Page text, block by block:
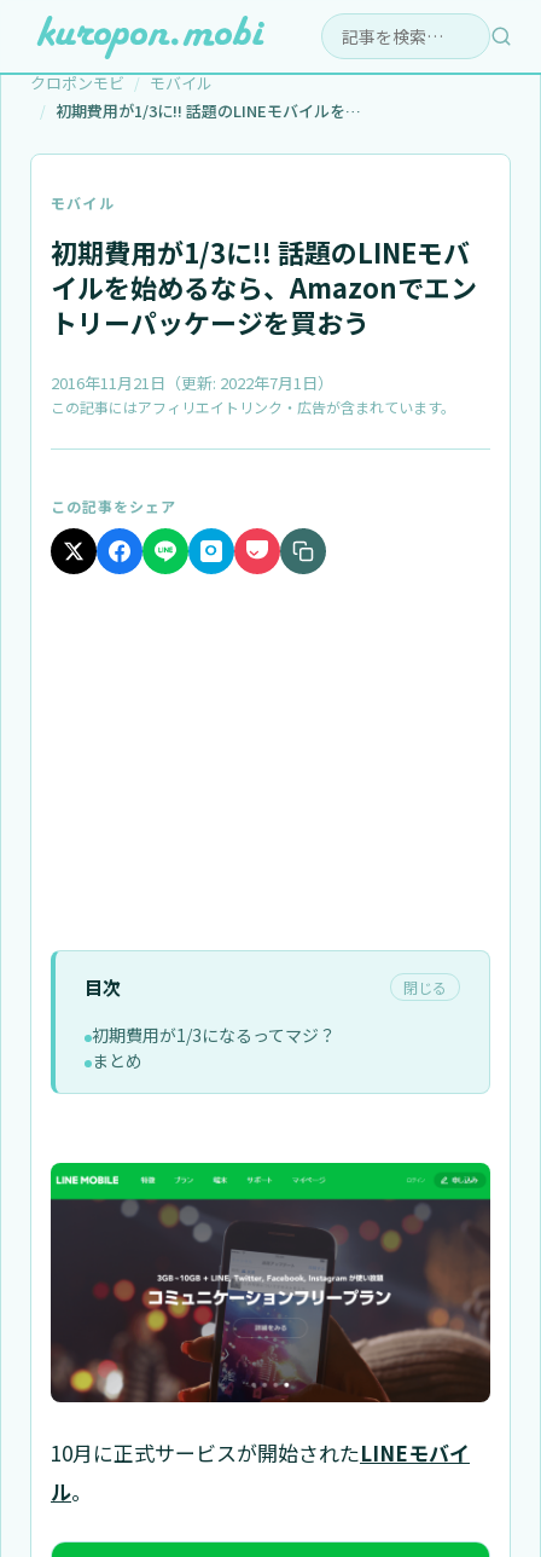
検索:
クロポンモビ
モバイル
初期費用が1/3に!! 話題のLINEモバイルを…
モバイル
初期費用が1/3に!! 話題のLINEモバ
イルを始めるなら、Amazonでエン
トリーパッケージを買おう
2016年11月21日 （更新: 2022年7月1日）
この記事にはアフィリエイトリンク・広告が含まれています。
この記事をシェア
目次 閉じる
初期費用が1/3になるってマジ？
まとめ
10月に正式サービスが開始されたLINEモバイ
ル。